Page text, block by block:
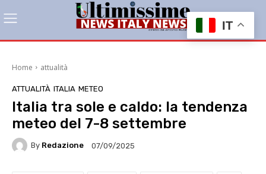
Home attualità
ATTUALITÀ ITALIA METEO
Italia tra sole e caldo: la tendenza
meteo del 7-8 settembre
By Redazione 07/09/2025
IT